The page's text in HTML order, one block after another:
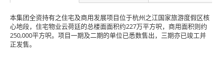
本集团全资持有之住宅及商用发展项目位于杭州之江国家旅游度假区核
心地段，住宅物业云荷廷的总楼面面积约227万平方呎，商用面积则约
250,000平方呎。项目一期及二期的单位已悉数售出，三期亦已竣工并
正发售。